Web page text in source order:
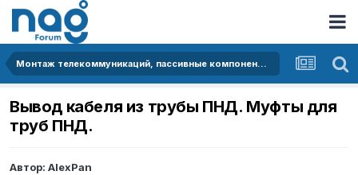
Монтаж телекоммуникаций, пассивные компоненты, Инструменты, оборудование...
Вывод кабеля из трубы ПНД. Муфты для
труб ПНД.
Автор: AlexPan